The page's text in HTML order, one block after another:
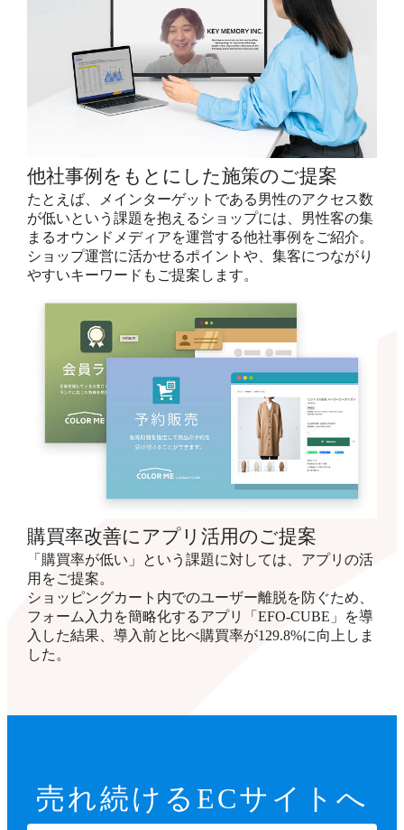
他社事例をもとにした施策のご提案
たとえば、メインターゲットである男性のアクセス数
が低いという課題を抱えるショップには、男性客の集
まるオウンドメディアを運営する他社事例をご紹介。
ショップ運営に活かせるポイントや、集客につながり
やすいキーワードもご提案します。
購買率改善にアプリ活用のご提案
「購買率が低い」という課題に対しては、アプリの活
用をご提案。
ショッピングカート内でのユーザー離脱を防ぐため、
フォーム入力を簡略化するアプリ「EFO-CUBE」を導
入した結果、導入前と比べ購買率が129.8%に向上しま
した。
売れ続ける ECサイトへ